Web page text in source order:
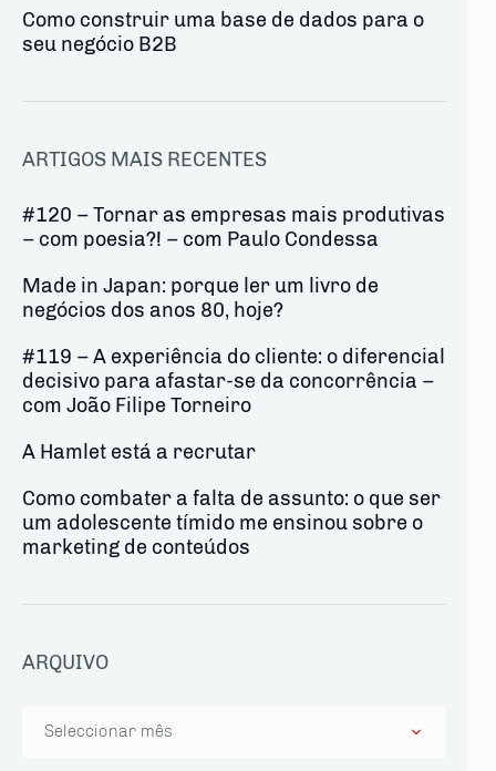
Como construir uma base de dados para o
seu negócio B2B
ARTIGOS MAIS RECENTES
#120 – Tornar as empresas mais produtivas
– com poesia?! – com Paulo Condessa
Made in Japan: porque ler um livro de
negócios dos anos 80, hoje?
#119 – A experiência do cliente: o diferencial
decisivo para afastar-se da concorrência –
com João Filipe Torneiro
A Hamlet está a recrutar
Como combater a falta de assunto: o que ser
um adolescente tímido me ensinou sobre o
marketing de conteúdos
ARQUIVO